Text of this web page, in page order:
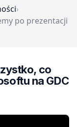
›
po prezentacji
co
na GDC